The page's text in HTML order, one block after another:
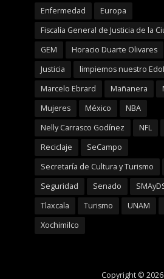
Enfermedad
Europa
Fiscalía General de Justicia de la
GEM
Horacio Duarte Olivares
Justicia
limpiemos nuestro
Marcelo Ebrard
Mañanera
Mujeres
México
NBA
Nelly Carrasco Godínez
NFL
Reciclaje
SeCampo
Secretaría de Cultura y Turismo
Seguridad
Senado
Tlaxcala
Turismo UNAM
Xochimilco
Copyright © 2026.